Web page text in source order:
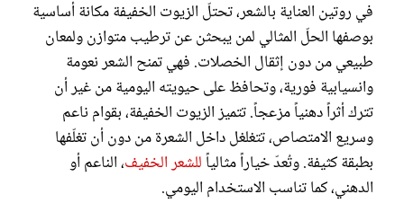
في روتين العناية بالشعر، تحتلّ الزيوت الخفيفة مكانة أساسية
بوصفها الحلّ المثالي لمن يبحثن عن ترطيب متوازن ولمعان
طبيعي من دون إثقال الخصلات. فهي تمنح الشعر نعومة
وانسيابية فورية، وتحافظ على حيويته اليومية من غير أن
تترك أثراً دهنياً مزعجاً. تتميز الزيوت الخفيفة، بقوام ناعم
وسريع الامتصاص، تتغلغل داخل الشعرة من دون أن تغلّفها
بطبقة كثيفة. وتُعدّ خياراً مثالياًللشعر الخفيف، الناعم أو
الدهني، كما تناسب الاستخدام اليومي.